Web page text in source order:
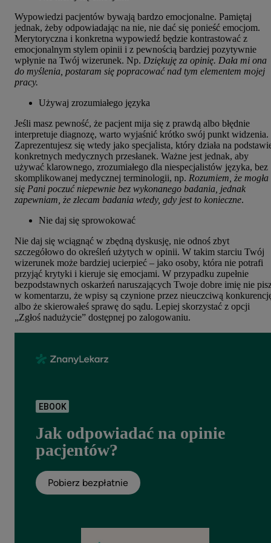
Wypowiedzi pacjentów bywają bardzo emocjonalne. Pamiętaj
jednak, żeby odpowiadając na nie, nie dać się ponieść emocjom.
Merytoryczna i konkretna wypowiedź będzie kontrastować z
emocjonalnym stylem opinii i z pewnością bardziej pozytywnie
wpłynie na Twój wizerunek. Np. Dziękuję za opinię. Dała mi ona
do myślenia, postaram się popracować nad tym elementem mojej
pracy.
Używaj zrozumiałego języka
Jeśli masz pewność, że pacjent mija się z prawdą albo błędnie
interpretuje diagnozę, warto wyjaśnić krótko swój punkt widzenia.
Zaprezentujesz się wtedy jako specjalista, który działa na
konkretnych medycznych przesłanek. Ważne jest jednak, aby
używać klarownego, zrozumiałego dla niespecjalistów języka, bez
skomplikowanej medycznej terminologii, np. Rozumiem, że mogła
się Pani poczuć niepewnie bez wykonanego badania, jednak
zapewniam, że zlecam badania wtedy, gdy jest to konieczne.
Nie daj się sprowokować
Nie daj się wciągnąć w zbędną dyskusję, nie odnoś zbyt
szczegółowo do określeń użytych w opinii. W takim starciu Twój
wizerunek może bardziej ucierpieć – jako osoby, która nie potrafi
przyjąć krytyki i kieruje się emocjami. W przypadku zupełnie
bezpodstawnych oskarżeń naruszających Twoje dobre imię nie
w komentarzu, że wpisy są czynione przez nieuczciwą
albo że skierowałeś sprawę do sądu. Lepiej skorzystać z opcji
„Zgłoś nadużycie” dostępnej po zalogowaniu.
EBOOK
Jak odpowiadać na opinie
pacjentów?
Pobierz bezpłatnie